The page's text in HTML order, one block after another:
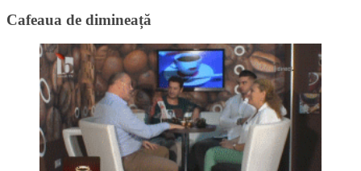
Cafeaua de dimineață